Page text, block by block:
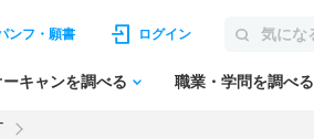
ンフ・願書 ログイン
ーキャンを調べる 職業・学問を調べる